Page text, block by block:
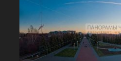
Евгений Шаров
Наталия
Роман Петров